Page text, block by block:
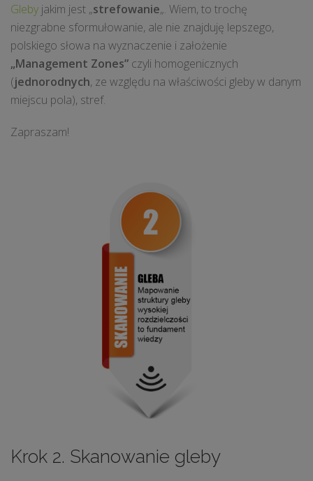
Gleby jakim jest „strefowanie„. Wiem, to trochę
niezgrabne sformułowanie, ale nie znajduję lepszego,
polskiego słowa na wyznaczenie i założenie
„Management Zones” czyli homogenicznych
(jednorodnych, ze względu na właściwości gleby w danym
miejscu pola), stref.
Zapraszam!
Krok 2. Skanowanie gleby